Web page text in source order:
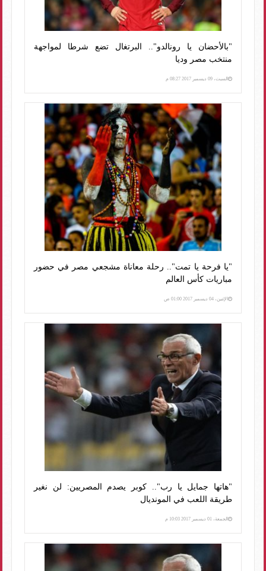
"بالأحضان يا رونالدو".. البرتغال تضع شرطا لمواجهة
منتخب مصر وديا
السبت، 09 ديسمبر 2017 08:27 م
"يا فرحة يا تمت".. رحلة معاناة مشجعي مصر في حضور
مباريات كأس العالم
الإثنين، 04 ديسمبر 2017 01:00 ص
"هاتها جمايل يا رب".. كوبر يصدم المصريين: لن نغير
طريقة اللعب في المونديال
الجمعة، 01 ديسمبر 2017 10:03 م